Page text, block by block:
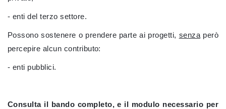
- enti del terzo settore.
Possono sostenere o prendere parte ai progetti, senza però
percepire alcun contributo:
- enti pubblici.
Consulta il bando completo, e il modulo necessario per